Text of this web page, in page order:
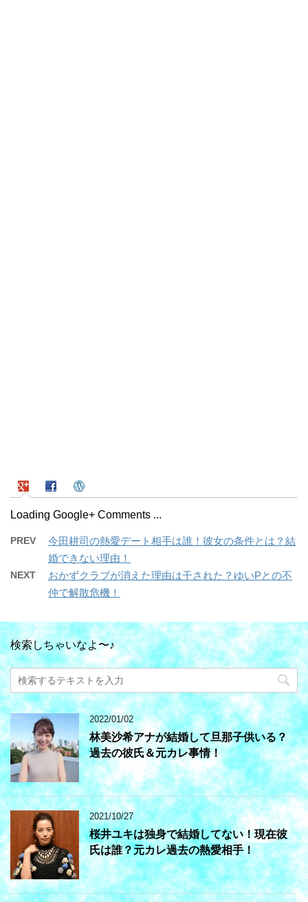
Loading Google+ Comments ...
PREV
今田耕司の熱愛デート相手は誰！彼女の条件とは？結
婚できない理由！
NEXT
おかずクラブが消えた理由は干された？ゆいPとの不
仲で解散危機！
検索しちゃいなよ〜♪
2022/01/02
林美沙希アナが結婚して旦那子供いる？
過去の彼氏＆元カレ事情！
2021/10/27
桜井ユキは独身で結婚してない！現在彼
氏は誰？元カレ過去の熱愛相手！